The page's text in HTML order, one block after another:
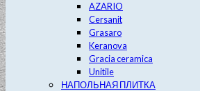
AZARIO
Cersanit
Grasaro
Keranova
Gracia ceramica
Unitile
НАПОЛЬНАЯ ПЛИТКА